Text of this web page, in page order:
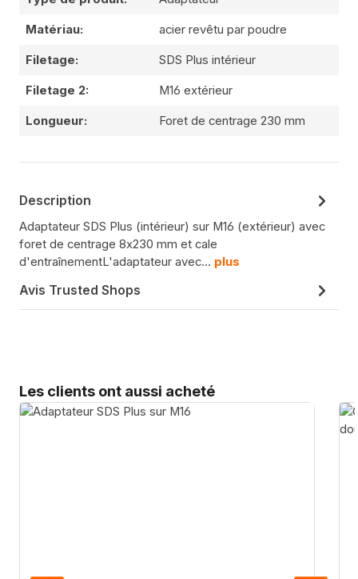
Matériau: acier revêtu par poudre
Filetage: SDS Plus intérieur
Filetage 2: M16 extérieur
Longueur: Foret de centrage 230 mm
Description
Adaptateur SDS Plus (intérieur) sur M16 (extérieur) avec
foret de centrage 8x230 mm et cale
d'entraînementL'adaptateur avec… plus
Avis Trusted Shops
Sauter la galerie de produits
Les clients ont aussi acheté